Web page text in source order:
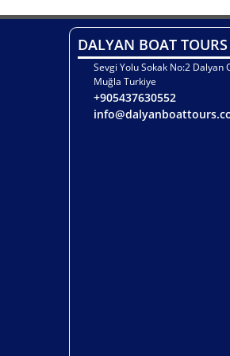
DALYAN BOAT TOURS
Sevgi Yolu Sokak No:2 Dalyan
Muğla Turkiye
+905437630552